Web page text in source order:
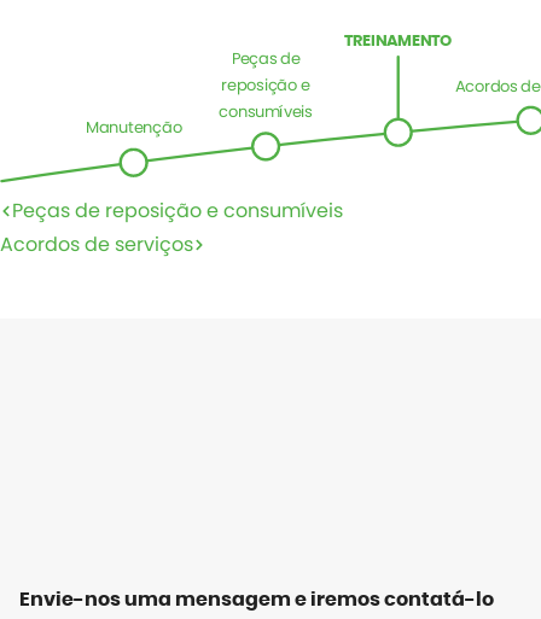
Manutenção
Peças de
reposição e
consumíveis
TREINAMENTO
Acordos
Peças de reposição e consumíveis
Acordos de serviços
Envie-nos uma mensagem e iremos contatá-lo